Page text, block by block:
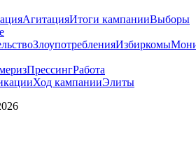
АгитацияИтоги кампанииВыборы
ЗлоупотребленияИзбиркомы
ПрессингРабота
Ход кампанииЭлиты